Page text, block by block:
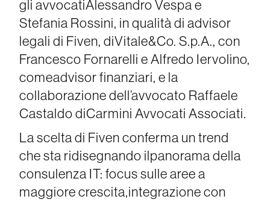
gli avvocatiAlessandro Vespa e
Stefania Rossini, in qualità di advisor
legali di Fiven, diVitale&Co. S.p.A., con
Francesco Fornarelli e Alfredo Iervolino,
comeadvisor finanziari, e la
collaborazione dell’avvocato Raffaele
Castaldo diCarmini Avvocati Associati.
La scelta di Fiven conferma un trend
che sta ridisegnando ilpanorama della
consulenza IT: focus sulle aree a
maggiore crescita,integrazione con